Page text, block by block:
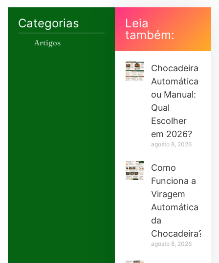
Categorias
Artigos
Leia
também:
Chocadeira
Automática
ou Manual:
Qual
Escolher
em 2026?
agosto 8, 2026
Como
Funciona a
Viragem
Automática
da
Chocadeira?
agosto 8, 2026